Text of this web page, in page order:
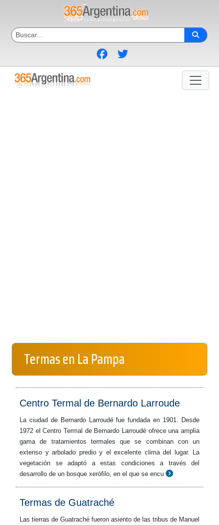
Termas en La Pampa
Centro Termal de Bernardo Larroude
La ciudad de Bernardo Larroudé fue fundada en 1901. Desde
1972 el Centro Termal de Bernardo Larroudé ofrece una amplia
gama de tratamientos termales que se combinan con un
extenso y arbolado predio y el excelente clima del lugar. La
vegetación se adaptó a estas condiciones a través del
desarrollo de un bosque xerófilo, en el que se encu
Termas de Guatraché
Las tierras de Guatraché fueron asiento de las tribus de Manuel